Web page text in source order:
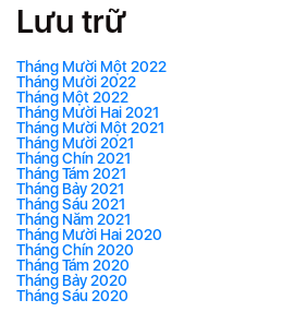
Lưu trữ
Tháng Mười Một 2022
Tháng Mười 2022
Tháng Một 2022
Tháng Mười Hai 2021
Tháng Mười Một 2021
Tháng Mười 2021
Tháng Chín 2021
Tháng Tám 2021
Tháng Bảy 2021
Tháng Sáu 2021
Tháng Năm 2021
Tháng Mười Hai 2020
Tháng Chín 2020
Tháng Tám 2020
Tháng Bảy 2020
Tháng Sáu 2020